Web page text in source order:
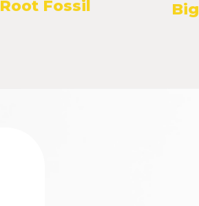
Root Fossil